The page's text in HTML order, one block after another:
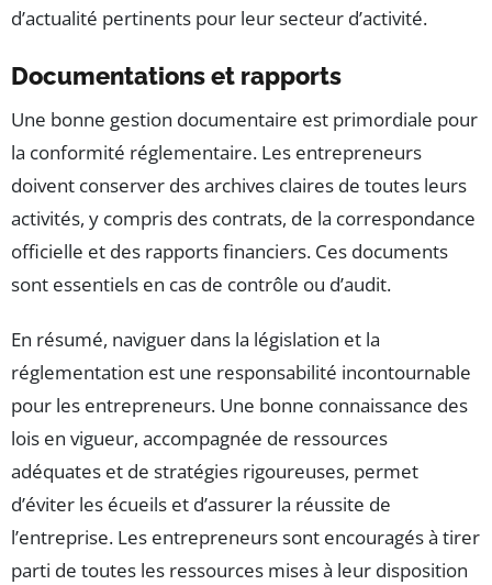
d’actualité pertinents pour leur secteur d’activité.
Documentations et rapports
Une bonne gestion documentaire est primordiale pour
la conformité réglementaire. Les entrepreneurs
doivent conserver des archives claires de toutes leurs
activités, y compris des contrats, de la correspondance
officielle et des rapports financiers. Ces documents
sont essentiels en cas de contrôle ou d’audit.
En résumé, naviguer dans la législation et la
réglementation est une responsabilité incontournable
pour les entrepreneurs. Une bonne connaissance des
lois en vigueur, accompagnée de ressources
adéquates et de stratégies rigoureuses, permet
d’éviter les écueils et d’assurer la réussite de
l’entreprise. Les entrepreneurs sont encouragés à tirer
parti de toutes les ressources mises à leur disposition